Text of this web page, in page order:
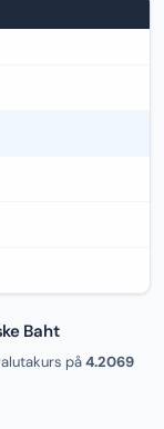
Baht
på4.2069